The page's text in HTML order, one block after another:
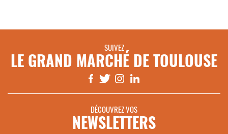
SUIVEZ
LE GRAND MARCHÉ DE TOULOUSE
DÉCOUVREZ VOS
NEWSLETTERS